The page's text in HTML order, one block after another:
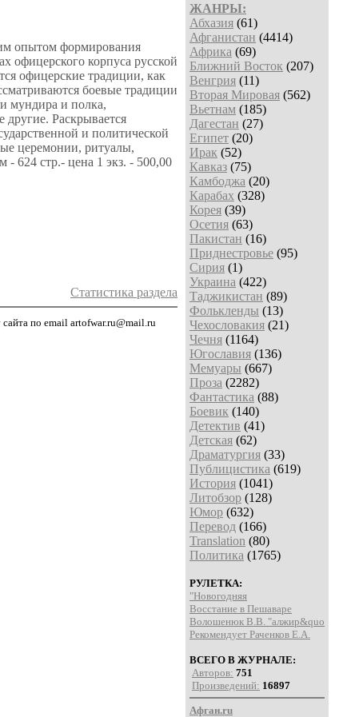
ЖАНРЫ:
Абхазия (61)
Афганистан (4414)
Африка (69)
Ближний Восток (207)
Венгрия (11)
Вторая Мировая (562)
Вьетнам (185)
Дагестан (27)
Египет (20)
Ирак (52)
Кавказ (75)
Камбоджа (20)
Карабах (328)
Корея (39)
Осетия (63)
Пакистан (16)
Приднестровье (95)
Сирия (1)
Украина (422)
Таджикистан (89)
Фолькленды (13)
Чехословакия (21)
Чечня (1164)
Югославия (136)
Мемуары (667)
Проза (2282)
Фантастика (88)
Боевик (140)
Детектив (41)
Детская (62)
Драматургия (33)
Публицистика (619)
История (1041)
Литобзор (128)
Юмор (632)
Перевод (166)
Translation (80)
Политика (1765)
РУЛЕТКА:
"Новогодняя
Восстание в Пешаваре
Волошенюк В.В. "алжир&quo
Рекомендует Раченков Е.А.
ВСЕГО В ЖУРНАЛЕ:
Авторов: 751
Произведений: 16897
Афган.ru
опытом формирования
офицерского корпуса русской
офицерские традиции, как
боевые традиции
мундира и полка,
Раскрывается
и политической
церемонии, ритуалы,
624 стр.- цена 1 экз. - 500,00
Статистика раздела
по email artofwar.ru@mail.ru